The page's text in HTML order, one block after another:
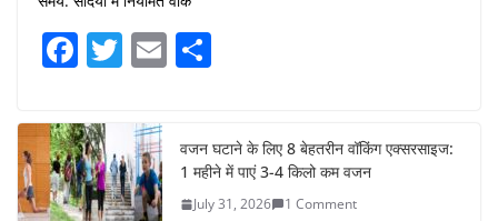
F
c
e
b
T
itt
er
E
e
वजन घटाने के लिए 8 बेहतरीन वॉकिंग एक्सरसाइज:
1 महीने में पाएं 3-4 किलो कम वजन
July 31, 2026 1 Comment